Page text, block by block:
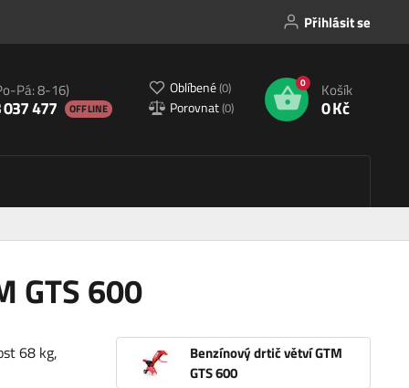
Přihlásit se
Pá: 8-16)
477 OFFLINE
Oblíbené(0)
Porovnat(0)
0 Košík
0 Kč
GTS 600
Benzínový drtič větví GTM
GTS 600
68 kg,